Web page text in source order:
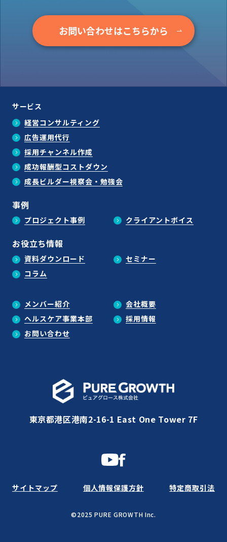
資料ダウンロード
お問い合わせはこちらから
サービス
経営コンサルティング
広告運用代行
採用チャンネル作成
成功報酬型コストダウン
成長ビルダー視察会・勉強会
事例
プロジェクト事例 クライアントボイス
お役立ち情報
資料ダウンロード
セミナー
コラム
メンバー紹介
会社概要
ヘルスケア事業本部
採用情報
お問い合わせ
東京都港区港南2-16-1 East One Tower 7F
©2025 PURE GROWTH Inc.
サイトマップ 個人情報保護方針 特定商取引法